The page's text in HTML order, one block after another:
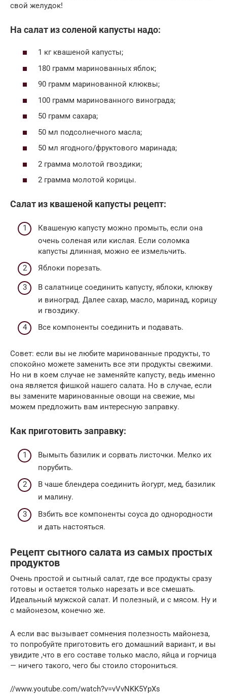
свой желудок!
На салат из соленой капусты надо:
1 кг квашеной капусты;
180 грамм маринованных яблок;
90 грамм маринованной клюквы;
100 грамм маринованного винограда;
50 грамм сахара;
50 мл подсолнечного масла;
50 мл ягодного/фруктового маринада;
2 грамма молотой гвоздики;
2 грамма молотой корицы.
Салат из квашеной капусты рецепт:
Квашеную капусту можно промыть, если она
очень соленая или кислая. Если соломка
капусты длинная, можно ее измельчить.
Яблоки порезать.
В салатнице соединить капусту, яблоки, клюкву
и виноград. Далее сахар, масло, маринад, корицу
и гвоздику.
Все компоненты соединить и подавать.
Совет: если вы не любите маринованные продукты, то
спокойно можете заменить все эти продукты свежими.
Но ни в коем случае не заменяйте капусту, ведь именно
она является фишкой нашего салата. Но в случае, если
вы замените маринованные овощи на свежие, мы
можем предложить вам интересную заправку.
Как приготовить заправку:
Вымыть базилик и сорвать листочки. Мелко их
порубить.
В чаше блендера соединить йогурт, мед, базилик
и малину.
Взбить все компоненты соуса до однородности
и дать настояться.
Рецепт сытного салата из самых простых
продуктов
Очень простой и сытный салат, где все продукты сразу
готовы и остается только нарезать и все смешать.
Идеальный мужской салат. И полезный, и с мясом. Ну и
с майонезом, конечно же.
А если вас вызывает сомнения полезность майонеза,
то попробуйте приготовить его домашний вариант, и вы
увидите ,что в его составе только масло, яйца и горчица
— ничего такого, чего бы стоило сторониться.
//www.youtube.com/watch?v=vVvNKK5YpXs